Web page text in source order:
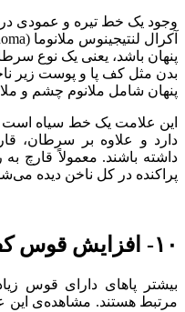
وجود یک خط تیره و عمودی
پنهان باشد، یعنی یک نوع
بدن مثل کف پا و پوست زیر
پنهان شامل ملانوم چشم و
این علامت یک خط سیاه است
دارد و علاوه بر سرطان،
داشته باشند. معمولاً قارچ
پراکنده در کل ناخن دیده
۱۰- افزایش قوس کف پا
بیشتر پاهای دارای قوس
مرتبط هستند. مشاهده‌ی این